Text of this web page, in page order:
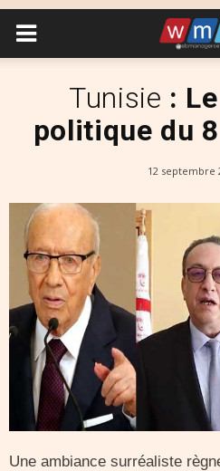
Tunisie :
politique du
12 septembre
Une ambiance surréaliste